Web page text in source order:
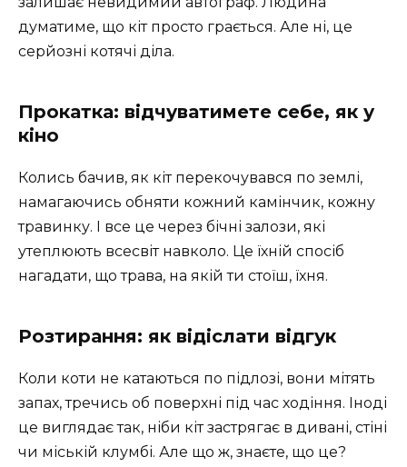
думатиме, що кіт просто грається. Але ні, це
серйозні котячі діла.
Прокатка: відчуватимете себе, як у
кіно
Колись бачив, як кіт перекочувався по землі,
намагаючись обняти кожний камінчик, кожну
травинку. І все це через бічні залози, які
утеплюють всесвіт навколо. Це їхній спосіб
нагадати, що трава, на якій ти стоїш, їхня.
Розтирання: як відіслати відгук
Коли коти не катаються по підлозі, вони мітять
запах, тречись об поверхні під час ходіння. Іноді
це виглядає так, ніби кіт застрягає в дивані, стіні
чи міській клумбі. Але що ж, знаєте, що це?